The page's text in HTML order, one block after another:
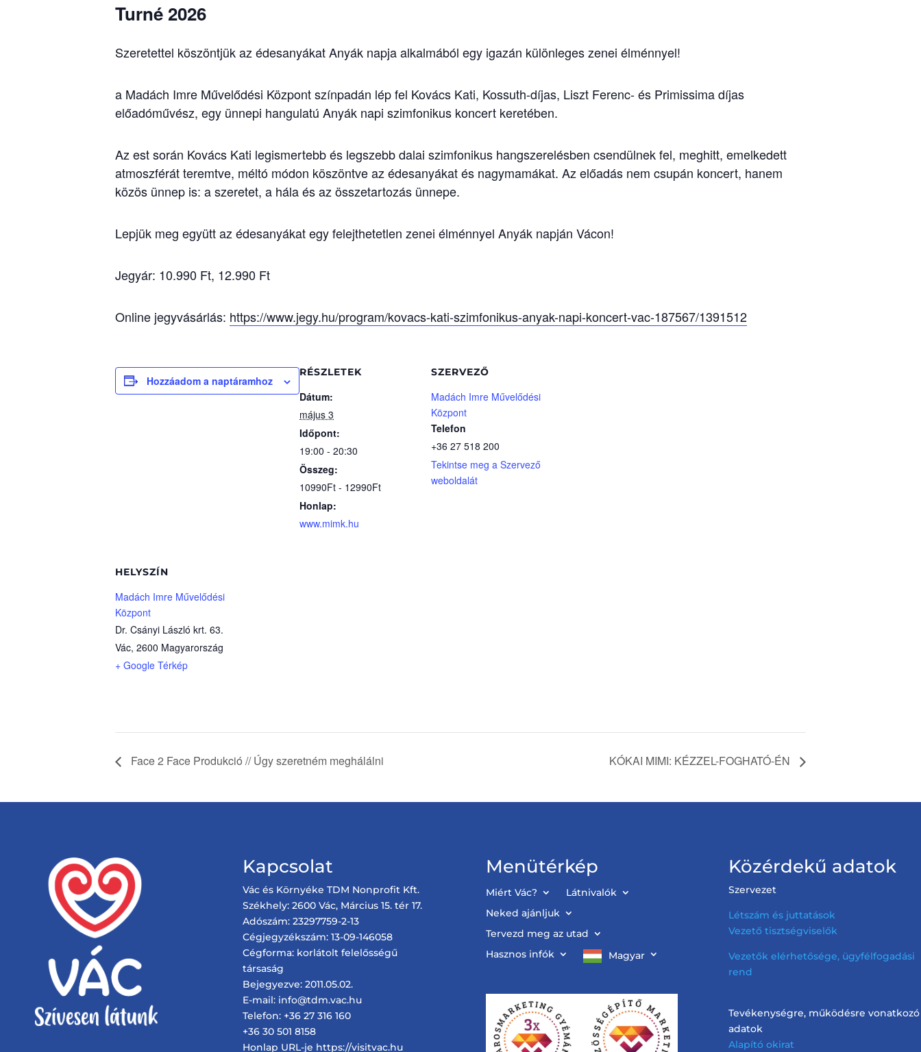
Turné 2026
Szeretettel köszöntjük az édesanyákat Anyák napja alkalmából egy igazán különleges zenei élménnyel!
a Madách Imre Művelődési Központ színpadán lép fel Kovács Kati, Kossuth-díjas, Liszt Ferenc- és Primissima díjas
előadóművész, egy ünnepi hangulatú Anyák napi szimfonikus koncert keretében.
Az est során Kovács Kati legismertebb és legszebb dalai szimfonikus hangszerelésben csendülnek fel, meghitt, emelkedett
atmoszférát teremtve, méltó módon köszöntve az édesanyákat és nagymamákat. Az előadás nem csupán koncert, hanem
közös ünnep is: a szeretet, a hála és az összetartozás ünnepe.
Lepjük meg együtt az édesanyákat egy felejthetetlen zenei élménnyel Anyák napján Vácon!
Jegyár: 10.990 Ft, 12.990 Ft
Online jegyvásárlás: https://www.jegy.hu/program/kovacs-kati-szimfonikus-anyak-napi-koncert-vac-187567/1391512
Hozzáadom a naptáramhoz
RÉSZLETEK
Dátum:
május 3
Időpont:
19:00 - 20:30
Összeg:
10990Ft - 12990Ft
Honlap:
www.mimk.hu
SZERVEZŐ
Madách Imre Művelődési
Központ
Telefon
+36 27 518 200
Tekintse meg a Szervező
weboldalát
HELYSZÍN
Madách Imre Művelődési
Központ
Dr. Csányi László krt. 63.
Vác, 2600 Magyarország
+ Google Térkép
Face 2 Face Produkció // Úgy szeretném meghálálni KÓKAI MIMI: KÉZZEL-FOGHATÓ-ÉN
Kapcsolat
Vác és Környéke TDM Nonprofit Kft.
Székhely: 2600 Vác, Március 15. tér 17.
Adószám: 23297759-2-13
Cégjegyzékszám: 13-09-146058
Cégforma: korlátolt felelősségű
társaság
Bejegyezve: 2011.05.02.
E-mail: info@tdm.vac.hu
Telefon: +36 27 316 160
+36 30 501 8158
Honlap URL-je https://visitvac.hu
Menütérkép
Miért Vác?
Látnivalók
Neked ajánljuk
Tervezd meg az utad
Hasznos infók
Magyar
Közérdekű adatok
Szervezet
Létszám és juttatások
Vezető tisztségviselők
Vezetők elérhetősége, ügyfélfogadási
rend
Tevékenységre, működésre vonatkozó
adatok
Alapító okirat